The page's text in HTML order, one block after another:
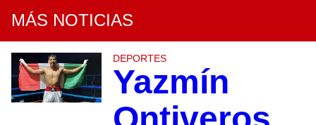
MÁS NOTICIAS
DEPORTES
Yazmín